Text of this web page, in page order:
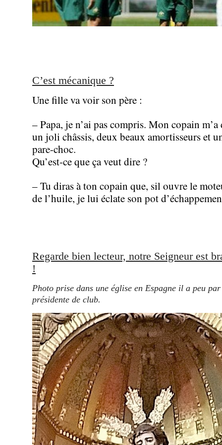
C’est mécanique ?
Une fille va voir son père :
– Papa, je n’ai pas compris. Mon copain m’a
un joli châssis, deux beaux amortisseurs et
pare-choc.
Qu’est-ce que ça veut dire ?
– Tu diras à ton copain que, sil ouvre le
de l’huile, je lui éclate son pot
Regarde bien lecteur, notre Seigneur est
!
Photo prise dans une église en Espagne il a peu
présidente de club.